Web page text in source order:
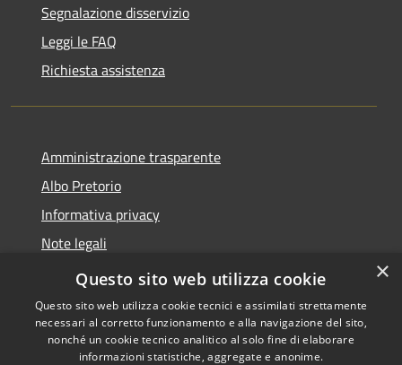
Segnalazione disservizio
Leggi le FAQ
Richiesta assistenza
Amministrazione trasparente
Albo Pretorio
Informativa privacy
Note legali
Dichiarazione di accessibilità
×
Questo sito web utilizza cookie
Questo sito web utilizza cookie tecnici e assimilati strettamente
necessari al corretto funzionamento e alla navigazione del sito,
nonché un cookie tecnico analitico al solo fine di elaborare
informazioni statistiche, aggregate e anonime.